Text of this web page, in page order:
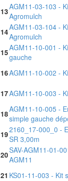
13AGM11-03-103 -
Agromulch
14AGM11-03-104 -
Agromulch
15AGM11-10-001 -
gauche
16AGM11-10-002 -
17AGM11-10-003 -
18AGM11-10-005 -
simple gauche
192160_17-000_0 -
SR 3,00m
20SAV-AGM11-01-
AGM11
21 KS01-11-003 - Kit